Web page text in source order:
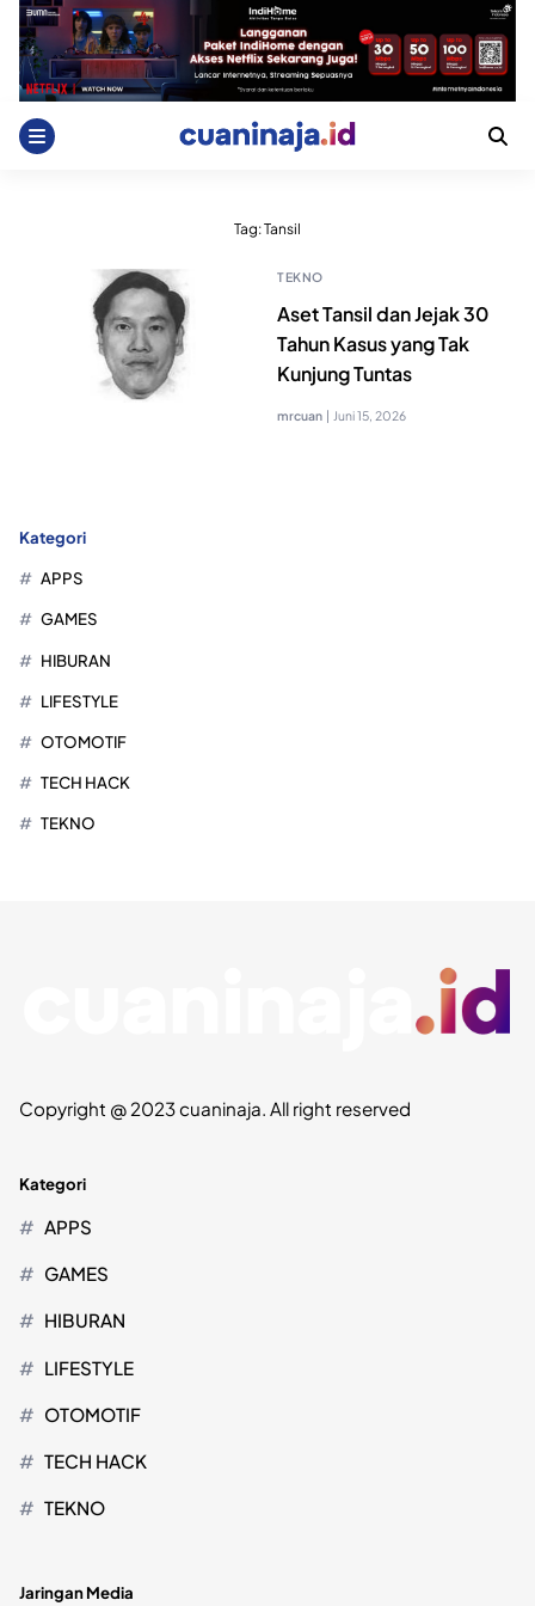
Skip
content
Tag:Tansil
TEKNO
Aset Tansil dan Jejak 30
Tahun Kasus yang Tak
Kunjung Tuntas
mrcuan | Juni 15, 2026
Kategori
APPS
GAMES
HIBURAN
LIFESTYLE
OTOMOTIF
TECH HACK
TEKNO
Copyright @ 2023 cuaninaja. All right reserved
Kategori
APPS
GAMES
HIBURAN
LIFESTYLE
OTOMOTIF
TECH HACK
TEKNO
Jaringan Media